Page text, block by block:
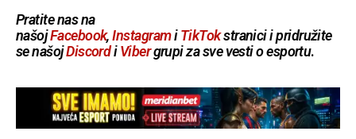
Pratite nas na
našojFacebook,InstagramiTikTokstranici i pridružite
se našojDiscordiVibergrupi za sve vesti o esportu.